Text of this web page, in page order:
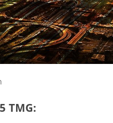
TMG: